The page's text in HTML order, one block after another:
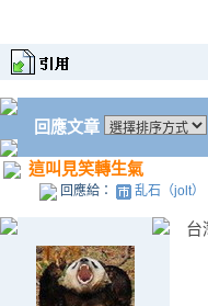
回應文章
這叫見笑轉生氣
回應給： 乱石（jolt）
台